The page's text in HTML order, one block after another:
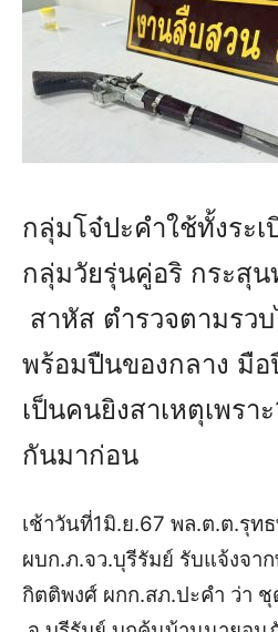
กลุ่มโจ๋ปะคำใช้ทั้งระ
กลุ่มวัยรุ่นคู่อริ กระสุ
สาหัส ตำรวจตามรว
พร้อมปืนของกลาง มือ
เป็นคนยิงสาเหตุเพรา
กันมาก่อน
เช้าวันที่1มิ.ย.67 พล.ต.ต.รุท
ผบก.ภ.จว.บุรีรัมย์ รับแจ้งจา
กิตติพงศ์ ผกก.สภ.ปะคำ ว่า